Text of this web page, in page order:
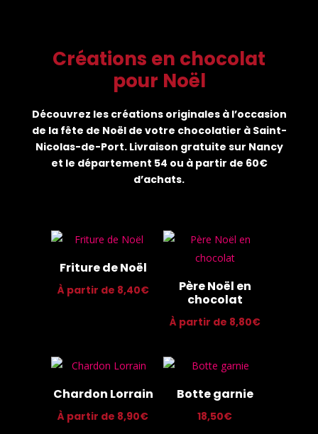
Créations en chocolat
pour Noël
Découvrez les créations originales à l’occasion
de la fête de Noël de votre chocolatier à Saint-
Nicolas-de-Port. Livraison gratuite sur Nancy
et le département 54 ou à partir de 60€
d’achats.
Friture de Noël
À partir de 8,40€
Père Noël en
chocolat
À partir de 8,80€
Chardon Lorrain
À partir de 8,90€
Botte garnie
18,50€